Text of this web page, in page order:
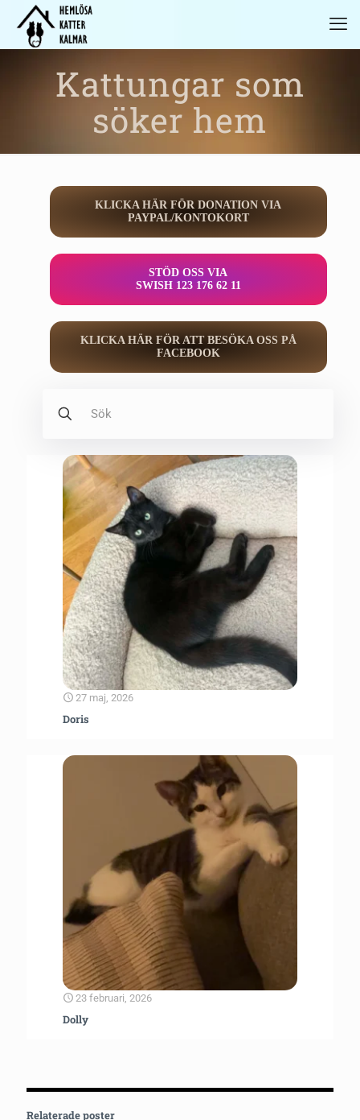
Kattungar som
söker hem
KLICKA HÄR FÖR DONATION VIA
PAYPAL/KONTOKORT
STÖD OSS VIA
SWISH 123 176 62 11
KLICKA HÄR FÖR ATT BESÖKA OSS PÅ
FACEBOOK
27 maj, 2026
Doris
23 februari, 2026
Dolly
Relaterade poster